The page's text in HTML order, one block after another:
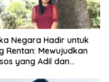
Negara Hadir untuk
Rentan: Mewujudkan
yang Adil dan